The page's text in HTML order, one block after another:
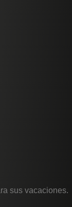
sus vacaciones.